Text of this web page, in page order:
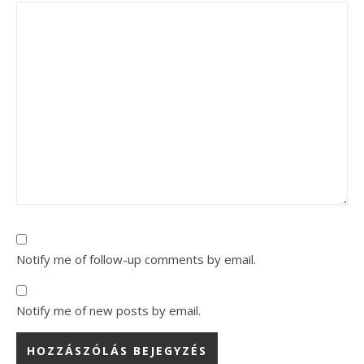
Notify me of follow-up comments by email.
Notify me of new posts by email.